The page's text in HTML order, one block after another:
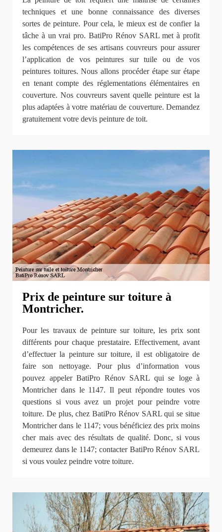
techniques et une bonne connaissance des diverses
sortes de peinture. Pour cela, le mieux est de confier la
tâche à un vrai pro. BatiPro Rénov SARL met à profit
les compétences de ses artisans couvreurs pour assurer
l’application de vos peintures sur tuile ou de vos
peintures toitures. Nous allons procéder étape sur étape
en tenant compte des réglementations élémentaires en
couverture. Nos couvreurs savent quelle peinture est la
plus adaptées à votre matériau de couverture. Demandez
gratuitement votre devis peinture de toit.
Prix de peinture sur toiture à
Montricher.
Pour les travaux de peinture sur toiture, les prix sont
différents pour chaque prestataire. Effectivement, avant
d’effectuer la peinture sur toiture, il est obligatoire de
faire son nettoyage. Pour plus d’information vous
pouvez appeler BatiPro Rénov SARL qui se loge à
Montricher dans le 1147. Il peut répondre toutes vos
questions si vous avez un projet pour peindre votre
toiture. De plus, chez BatiPro Rénov SARL qui se situe
Montricher dans le 1147; vous bénéficiez des prix moins
cher mais avec des résultats de qualité. Donc, si vous
demeurez dans le 1147; contacter BatiPro Rénov SARL
si vous voulez peindre votre toiture.